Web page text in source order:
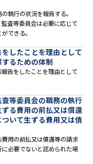
執行の状況を報告する。
監査等委員会は必要に応じて
できる。
したことを理由として
るための体制
告をしたことを理由として
等委員会の職務の執行
る費用の前払又は償還
いて生ずる費用又は債
用の前払又は償還等の請求
必要でないと認められた場